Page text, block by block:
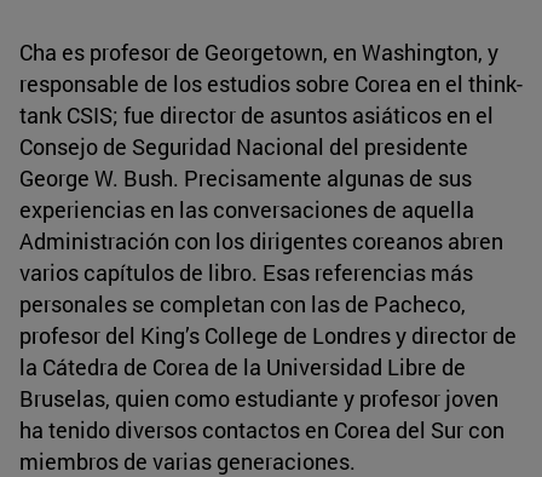
Cha es profesor de Georgetown, en Washington, y
responsable de los estudios sobre Corea en el think-
tank CSIS; fue director de asuntos asiáticos en el
Consejo de Seguridad Nacional del presidente
George W. Bush. Precisamente algunas de sus
experiencias en las conversaciones de aquella
Administración con los dirigentes coreanos abren
varios capítulos de libro. Esas referencias más
personales se completan con las de Pacheco,
profesor del King’s College de Londres y director de
la Cátedra de Corea de la Universidad Libre de
Bruselas, quien como estudiante y profesor joven
ha tenido diversos contactos en Corea del Sur con
miembros de varias generaciones.